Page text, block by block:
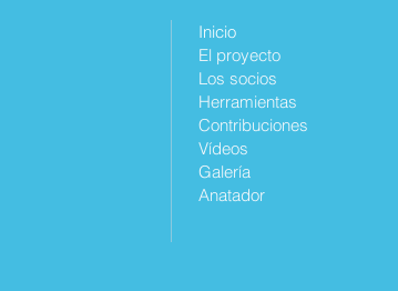
Inicio
El proyecto
Los socios
Herramientas
Contribuciones
Vídeos
Galería
Anatador